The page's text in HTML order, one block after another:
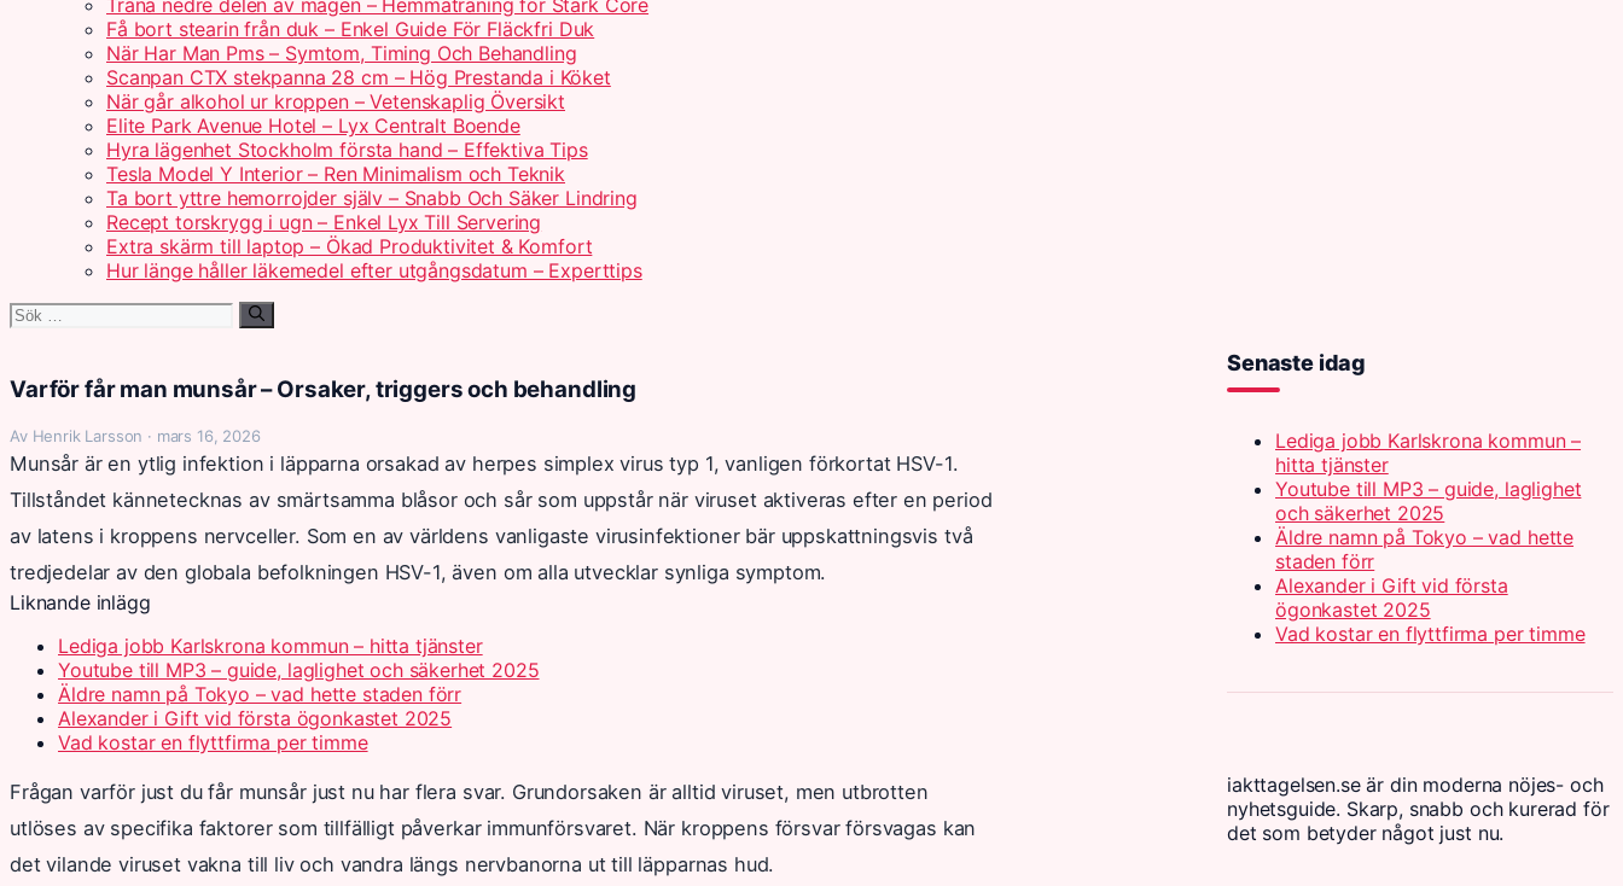
Träna nedre delen av magen – Hemmaträning för Stark Core
Få bort stearin från duk – Enkel Guide För Fläckfri Duk
När Har Man Pms – Symtom, Timing Och Behandling
Scanpan CTX stekpanna 28 cm – Hög Prestanda i Köket
När går alkohol ur kroppen – Vetenskaplig Översikt
Elite Park Avenue Hotel – Lyx Centralt Boende
Hyra lägenhet Stockholm första hand – Effektiva Tips
Tesla Model Y Interior – Ren Minimalism och Teknik
Ta bort yttre hemorrojder själv – Snabb Och Säker Lindring
Recept torskrygg i ugn – Enkel Lyx Till Servering
Extra skärm till laptop – Ökad Produktivitet & Komfort
Hur länge håller läkemedel efter utgångsdatum – Experttips
Sök
Varför får man munsår – Orsaker, triggers och behandling
Av Henrik Larsson · mars 16, 2026
Munsår är en ytlig infektion i läpparna orsakad av herpes simplex virus typ 1, vanligen förkortat HSV-1.
Tillståndet kännetecknas av smärtsamma blåsor och sår som uppstår när viruset aktiveras efter en period
av latens i kroppens nervceller. Som en av världens vanligaste virusinfektioner bär uppskattningsvis två
tredjedelar av den globala befolkningen HSV-1, även om alla utvecklar synliga symptom.
Liknande inlägg
Lediga jobb Karlskrona kommun – hitta tjänster
Youtube till MP3 – guide, laglighet och säkerhet 2025
Äldre namn på Tokyo – vad hette staden förr
Alexander i Gift vid första ögonkastet 2025
Vad kostar en flyttfirma per timme
Frågan varför just du får munsår just nu har flera svar. Grundorsaken är alltid viruset, men utbrotten
utlöses av specifika faktorer som tillfälligt påverkar immunförsvaret. När kroppens försvar försvagas kan
det vilande viruset vakna till liv och vandra längs nervbanorna ut till läpparnas hud.
Senaste idag
Lediga jobb Karlskrona kommun –
hitta tjänster
Youtube till MP3 – guide, laglighet
och säkerhet 2025
Äldre namn på Tokyo – vad hette
staden förr
Alexander i Gift vid första
ögonkastet 2025
Vad kostar en flyttfirma per timme
iakttagelsen.se är din moderna nöjes- och
nyhetsguide. Skarp, snabb och kurerad för
det som betyder något just nu.